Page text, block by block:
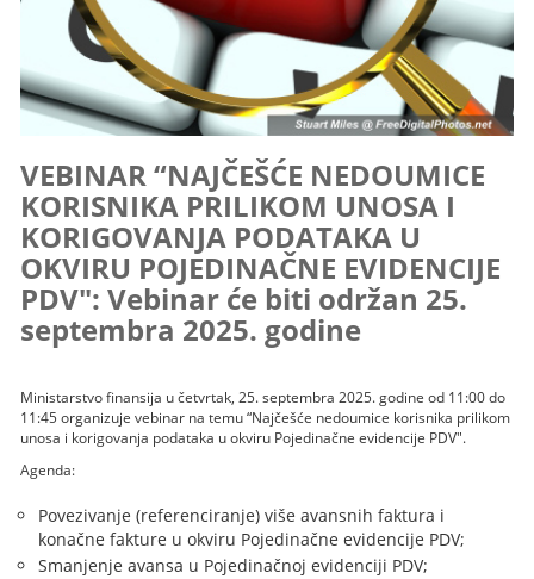
VEBINAR “NAJČEŠĆE NEDOUMICE
KORISNIKA PRILIKOM UNOSA I
KORIGOVANJA PODATAKA U
OKVIRU POJEDINAČNE EVIDENCIJE
PDV": Vebinar će biti održan 25.
septembra 2025. godine
Ministarstvo finansija u četvrtak, 25. septembra 2025. godine od 11:00 do
11:45 organizuje vebinar na temu “Najčešće nedoumice korisnika prilikom
unosa i korigovanja podataka u okviru Pojedinačne evidencije PDV".
Agenda:
Povezivanje (referenciranje) više avansnih faktura i
konačne fakture u okviru Pojedinačne evidencije PDV;
Smanjenje avansa u Pojedinačnoj evidenciji PDV;